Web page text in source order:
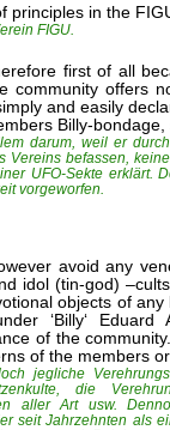
principles in the
FIGU.
first of all
community offers
and easily
Billy-
darum, weil er
befassen,
UFO-Sekte erklärt.
vorgeworfen.
avoid any
idol (tin-god)
objects of
‘Billy‘
of the
of the members
jegliche
die
aller Art usw.
seit Jahrzehnten als